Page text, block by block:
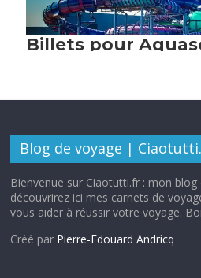
Blog de voyage |
Bienvenue sur Ciaotutti.fr : mon blog
découvrirez ici mes carnets de
vous aider à réussir votre voyage.
Créé par Pierre-Edouard Andricq